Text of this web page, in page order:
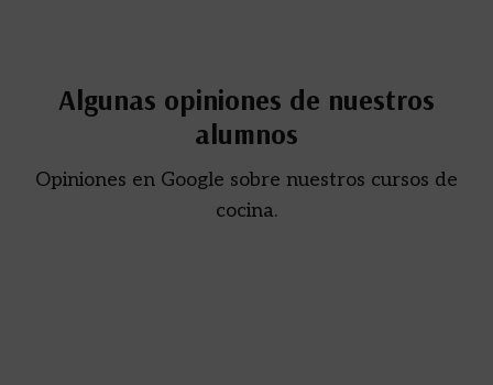
Algunas opiniones de nuestros
alumnos
Opiniones en Google sobre nuestros cursos de
cocina.